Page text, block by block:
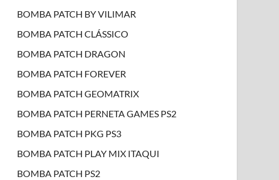
BOMBA PATCH BY VILIMAR
BOMBA PATCH CLÁSSICO
BOMBA PATCH DRAGON
BOMBA PATCH FOREVER
BOMBA PATCH GEOMATRIX
BOMBA PATCH PERNETA GAMES PS2
BOMBA PATCH PKG PS3
BOMBA PATCH PLAY MIX ITAQUI
BOMBA PATCH PS2